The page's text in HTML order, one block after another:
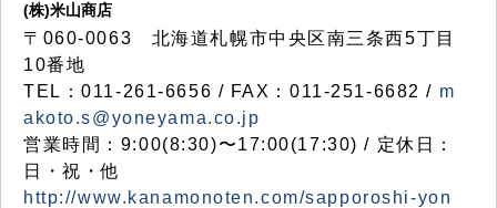
(株)米山商店
〒060-0063 北海道札幌市中央区南三条西5丁目
10番地
TEL：011-261-6656 / FAX：011-251-6682 / m
akoto.s@yoneyama.co.jp
営業時間：9:00(8:30)〜17:00(17:30) / 定休日：
日・祝・他
http://www.kanamonoten.com/sapporoshi-yon